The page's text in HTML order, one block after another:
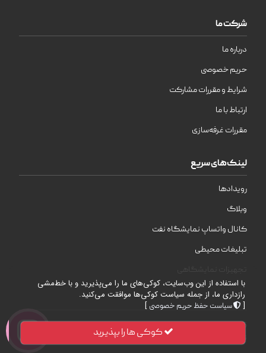
شرکت ما
درباره ما
حریم خصوصی
شرایط و مقررات مشارکت
ارتباط با ما
مقررات غرفه‌سازی
لینک‌های سریع
رویدادها
وبلاگ
کانال واتساپ نمایشگاه نفت
تبلیغات محیطی
| © 2026 | تمامی حقوق محفوظ است .
نمایشگاه‌های بین‌المللی خوزستان
با استفاده از این وب‌سایت، کوکی‌های ما را می‌پذیرید و با خط‌مشی
رازداری ما، از جمله سیاست کوکی‌ها موافقت می‌کنید.
[
سیاست حفظ حریم خصوصی ]
کوکی ها را بپذیرید